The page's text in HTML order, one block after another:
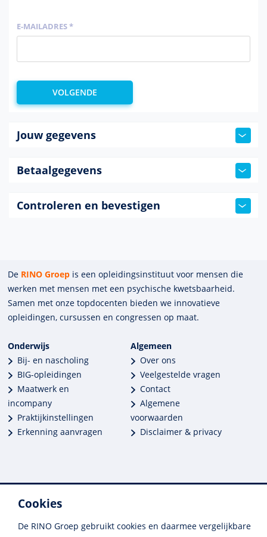
Cookies
De RINO Groep gebruikt cookies en daarmee vergelijkbare
E-MAILADRES *
Jouw gegevens
Betaalgegevens
Controleren en bevestigen
De RINO Groep is een opleidings­insti­tuut voor mensen die
werken met mensen met een psychische kwets­baar­heid.
Samen met onze top­docenten bieden we innova­tieve
opleidingen, cursussen en congres­sen op maat.
Onderwijs
Bij- en nascholing
BIG-opleidingen
Maatwerk en
incompany
Praktijkinstellingen
Erkenning aanvragen
Algemeen
Over ons
Veelgestelde vragen
Contact
Algemene
voorwaarden
Disclaimer & privacy
Cedeo-erkend en CRKBO-geregistreerd